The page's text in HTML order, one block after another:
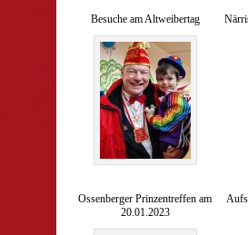
Besuche am Altweibertag
Ossenberger Prinzentreffen am
20.01.2023